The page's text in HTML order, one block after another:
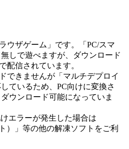
ウザゲーム」です。「PC/スマ
しで遊べますが、ダウンロード
配信されています。
できませんが「マルチデプロイ
ているため、PC向けに変換さ
ウンロード可能になっていま
エラーが発生した場合は
）」等の他の解凍ソフトをご利